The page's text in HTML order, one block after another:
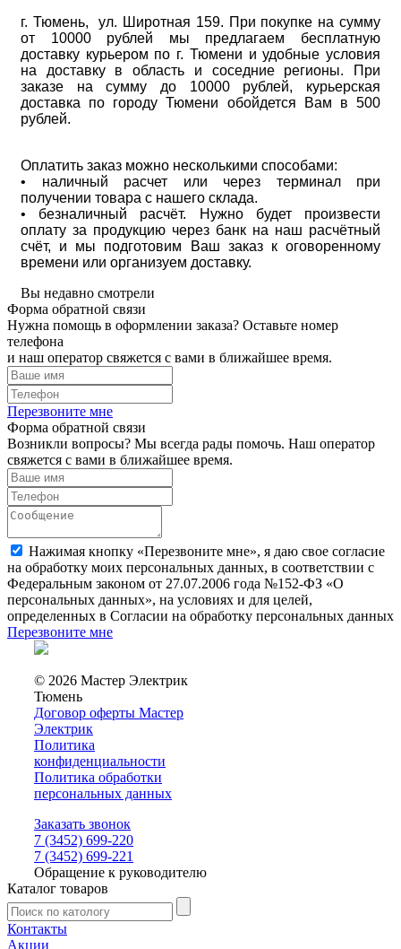
г. Тюмень, ул. Широтная 159. При покупке на сумму
от 10000 рублей мы предлагаем бесплатную
доставку курьером по г. Тюмени и удобные условия
на доставку в область и соседние регионы. При
заказе на сумму до 10000 рублей, курьерская
доставка по городу Тюмени обойдется Вам в 500
рублей.
Оплатить заказ можно несколькими способами:
• наличный расчет или через терминал при
получении товара с нашего склада.
• безналичный расчёт. Нужно будет произвести
оплату за продукцию через банк на наш расчётный
счёт, и мы подготовим Ваш заказ к оговоренному
времени или организуем доставку.
Вы недавно смотрели
Форма обратной связи
Нужна помощь в оформлении заказа? Оставьте номер
телефона
и наш оператор свяжется с вами в ближайшее время.
Перезвоните мне
Форма обратной связи
Возникли вопросы? Мы всегда рады помочь. Наш оператор
свяжется с вами в ближайшее время.
Нажимая кнопку «Перезвоните мне», я даю свое согласие
на обработку моих персональных данных, в соответствии с
Федеральным законом от 27.07.2006 года №152-ФЗ «О
персональных данных», на условиях и для целей,
определенных в Согласии на обработку персональных данных
Перезвоните мне
© 2026 Мастер Электрик
Тюмень
Договор оферты Мастер
Электрик
Политика
конфиденциальности
Политика обработки
персональных данных
Заказать звонок
7 (3452) 699-220
7 (3452) 699-221
Обращение к руководителю
Каталог товаров
Контакты
Акции